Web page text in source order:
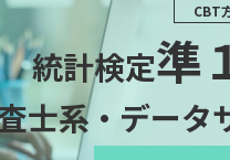
CBT
統計検定準
士系・データ